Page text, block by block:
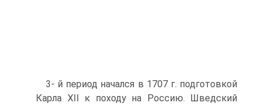
3- й период начался в 1707 г. подготовкой
Карла XII к походу на Россию. Шведский